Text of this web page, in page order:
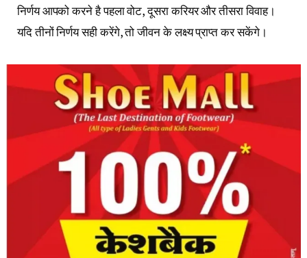
निर्णय आपको करने है पहला वोट, दूसरा करियर और तीसरा विवाह।
यदि तीनों निर्णय सही करेंगे, तो जीवन के लक्ष्य प्राप्त कर सकेंगे।